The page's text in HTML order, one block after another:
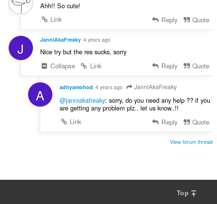
Ahh!! So cute!
Link
Reply Quote
J JanniAkaFreaky 4 years ago
Nice try but the res sucks, sorry
Collapse
Link Reply Quote
A adityamohod 4 years ago JanniAkaFreaky
@janniakafreaky: sorry, do you need any help ?? if you
are getting any problem plz.. let us know..!!
Link
Reply Quote
View forum thread
Top